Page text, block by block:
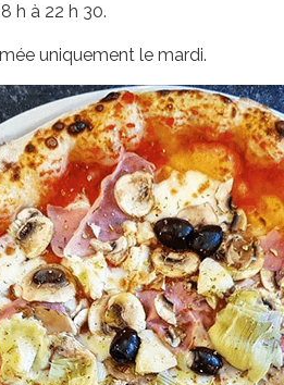
h à 22 h 30.
uniquement le mardi.